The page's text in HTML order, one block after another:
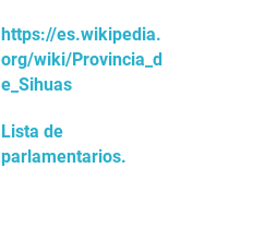
https://es.wikipedia.
org/wiki/Provincia_d
e_Sihuas
Lista de
parlamentarios.